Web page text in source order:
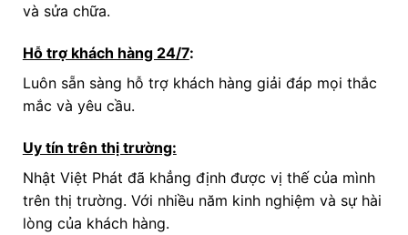
và sửa chữa.
Hỗ trợ khách hàng 24/7:
Luôn sẵn sàng hỗ trợ khách hàng giải đáp mọi thắc
mắc và yêu cầu.
Uy tín trên thị trường:
Nhật Việt Phát đã khẳng định được vị thế của mình
trên thị trường. Với nhiều năm kinh nghiệm và sự hài
lòng của khách hàng.